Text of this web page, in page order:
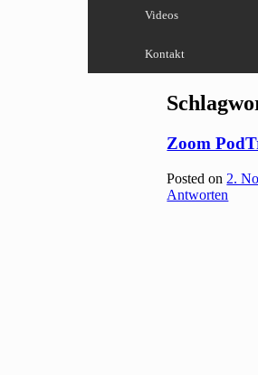
Videos
Kontakt
Zoom
Posted on 2.
Antworten